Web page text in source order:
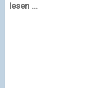
lesen ...